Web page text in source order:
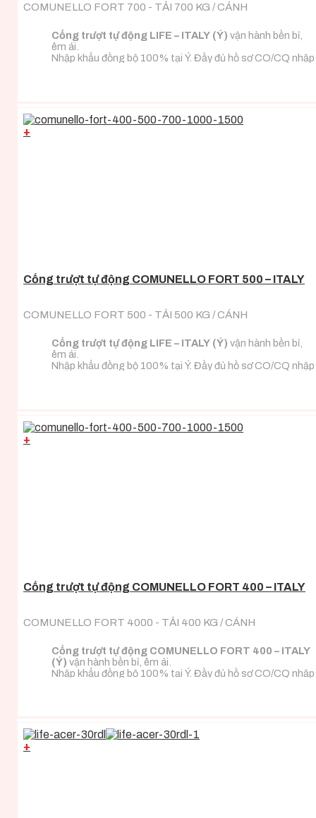
COMUNELLO FORT 700 - TẢI 700 KG / CÁNH
Cổng trượt tự động LIFE – ITALY (Ý) vận hành bền bỉ,
êm ái.
Nhập khẩu đồng bộ 100% tại Ý. Đầy đủ hồ sơ CO/CQ nhập
+
Cổng trượt tự động COMUNELLO FORT 500 – ITALY
COMUNELLO FORT 500 - TẢI 500 KG / CÁNH
Cổng trượt tự động LIFE – ITALY (Ý) vận hành bền bỉ,
êm ái.
Nhập khẩu đồng bộ 100% tại Ý. Đầy đủ hồ sơ CO/CQ nhập
+
Cổng trượt tự động COMUNELLO FORT 400 – ITALY
COMUNELLO FORT 4000 - TẢI 400 KG / CÁNH
Cổng trượt tự động COMUNELLO FORT 400 – ITALY
(Ý) vận hành bền bỉ, êm ái.
Nhập khẩu đồng bộ 100% tại Ý. Đầy đủ hồ sơ CO/CQ nhập
+